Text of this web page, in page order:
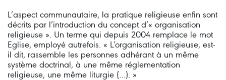
L’aspect communautaire, la pratique religieuse enfin sont
décrits par l’introduction du concept d’« organisation
religieuse ». Un terme qui depuis 2004 remplace le mot
Eglise, employé autrefois. « L’organisation religieuse, est-
il dit, rassemble les personnes adhérant à un même
système doctrinal, à une même réglementation
religieuse, une même liturgie (…). »